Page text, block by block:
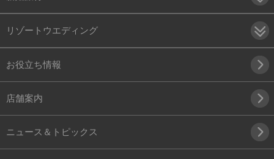
リゾートウエディング
お役立ち情報
店舗案内
ニュース＆トピックス